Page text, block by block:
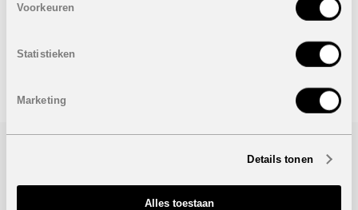
Voorkeuren
Statistieken
Marketing
Details tonen
Alles toestaan
Wenst u meer informatie over dit project, gelieve dan dit